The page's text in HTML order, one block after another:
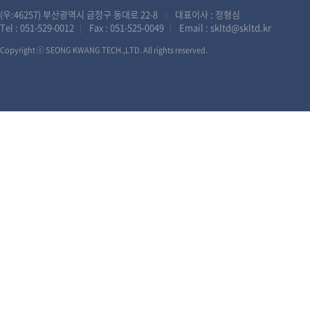
(우:46257) 부산광역시 금정구 동대로 22-8 |
대표이사 : 정형심
Tel : 051-529-0012 | Fax : 051-525-0049 | Email : skltd@skltd.kr
Copyright ⓒ SEONG KWANG TECH.,LTD. All rights reserved.